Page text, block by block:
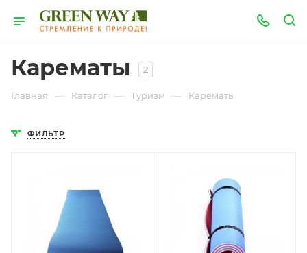
Карематы 2
Главная — Каталог — Туризм — Карематы
ФИЛЬТР